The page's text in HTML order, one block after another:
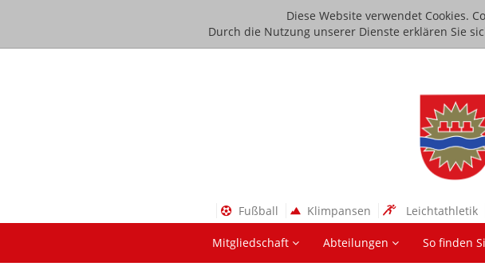
Diese Website verwendet Cookies.
Durch die Nutzung unserer Dienste erklären Sie
Fußball Klimpansen Leichtathletik
Mitgliedschaft Abteilungen So finden